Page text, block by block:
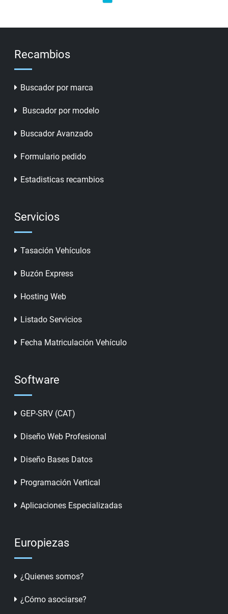
Recambios
Buscador por marca
Buscador por modelo
Buscador Avanzado
Formulario pedido
Estadisticas recambios
Servicios
Tasación Vehículos
Buzón Express
Hosting Web
Listado Servicios
Fecha Matriculación Vehículo
Software
GEP-SRV (CAT)
Diseño Web Profesional
Diseño Bases Datos
Programación Vertical
Aplicaciones Especializadas
Europiezas
¿Quienes somos?
¿Cómo asociarse?